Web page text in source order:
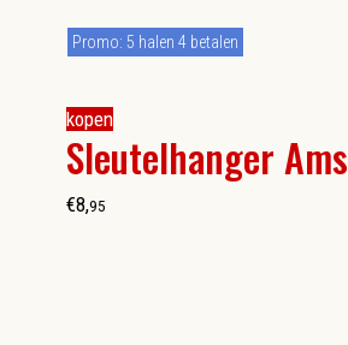
kopen
Sleutelhanger
Promo: 5 halen 4 betalen
€8,95